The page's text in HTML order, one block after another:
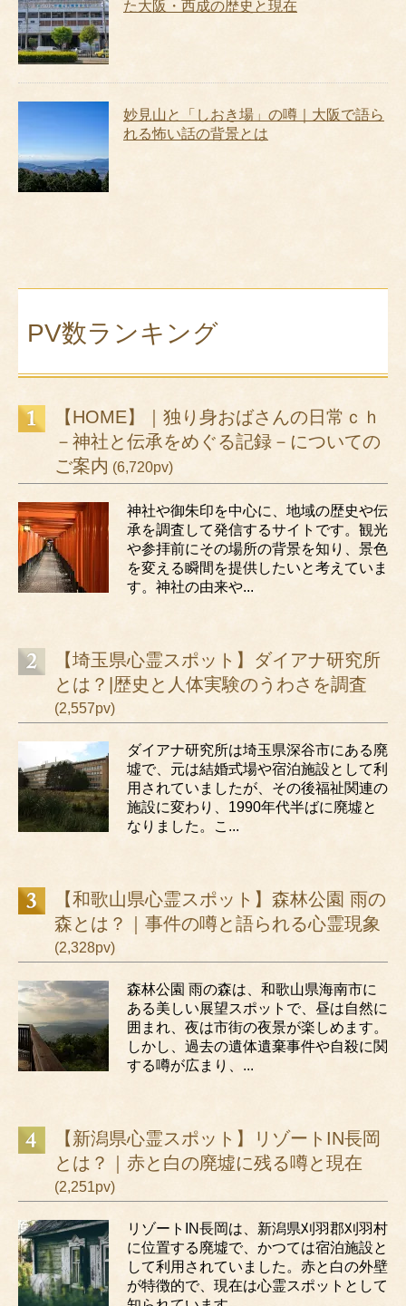
た大阪・西成の歴史と現在
妙見山と「しおき場」の噂｜大阪で語ら
れる怖い話の背景とは
PV数ランキング
【HOME】｜独り身おばさんの日常ｃｈ
－神社と伝承をめぐる記録－についての
ご案内 (6,720pv)
神社や御朱印を中心に、地域の歴史や伝
承を調査して発信するサイトです。観光
や参拝前にその場所の背景を知り、景色
を変える瞬間を提供したいと考えていま
す。神社の由来や...
【埼玉県心霊スポット】ダイアナ研究所
とは？|歴史と人体実験のうわさを調査
(2,557pv)
ダイアナ研究所は埼玉県深谷市にある廃
墟で、元は結婚式場や宿泊施設として利
用されていましたが、その後福祉関連の
施設に変わり、1990年代半ばに廃墟と
なりました。こ...
【和歌山県心霊スポット】森林公園 雨の
森とは？｜事件の噂と語られる心霊現象
(2,328pv)
森林公園 雨の森は、和歌山県海南市に
ある美しい展望スポットで、昼は自然に
囲まれ、夜は市街の夜景が楽しめます。
しかし、過去の遺体遺棄事件や自殺に関
する噂が広まり、...
【新潟県心霊スポット】リゾートIN長岡
とは？｜赤と白の廃墟に残る噂と現在
(2,251pv)
リゾートIN長岡は、新潟県刈羽郡刈羽村
に位置する廃墟で、かつては宿泊施設と
して利用されていました。赤と白の外壁
が特徴的で、現在は心霊スポットとして